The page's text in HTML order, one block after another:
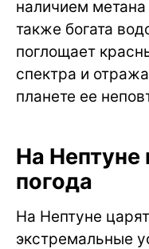
наличием
также богата
поглощает
спектра и
планете ее
На Нептуне
погода
На Нептуне
экстремальные